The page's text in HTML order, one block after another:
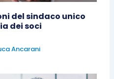
del sindaco unico
dei soci
Ancarani